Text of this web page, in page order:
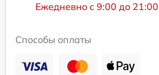
Ежедневно с 9:00 до 21:00
Способы оплаты